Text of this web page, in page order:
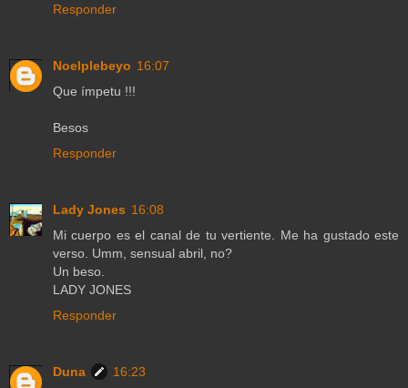
Responder
Noelplebeyo 16:07
Que ímpetu !!!
Besos
Responder
Lady Jones 16:08
Mi cuerpo es el canal de tu vertiente. Me ha gustado este
verso. Umm, sensual abril, no?
Un beso.
LADY JONES
Responder
Duna
16:23